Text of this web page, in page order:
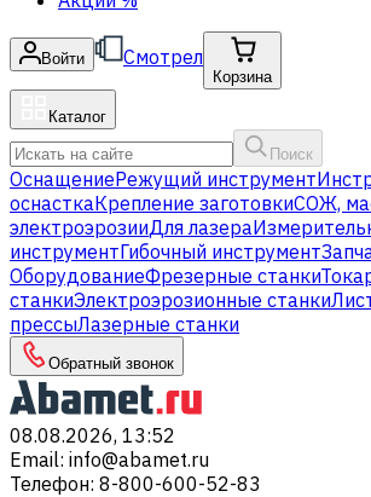
Войти Смотрел
Корзина
Каталог
Поиск
ОснащениеРежущий инструмент
оснасткаКрепление заготовкиСОЖ,
электроэрозииДля лазера
инструментГибочный инструмент
ОборудованиеФрезерные станки
станкиЭлектроэрозионные станки
прессыЛазерные станки
Обратный звонок
08.08.2026, 13:52
Email: info@abamet.ru
Телефон: 8-800-600-52-83